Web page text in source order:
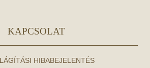
KAPCSOLAT
HIBABEJELENTÉS